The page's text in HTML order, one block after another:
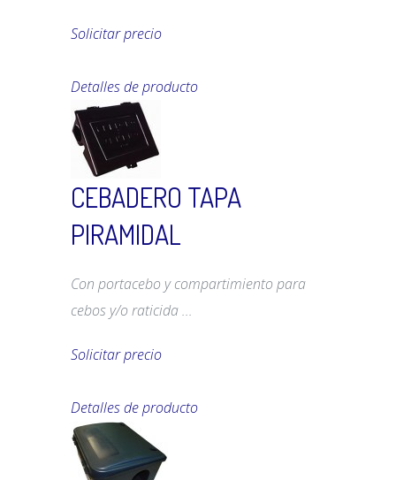
Solicitar precio
Detalles de producto
CEBADERO TAPA
PIRAMIDAL
Con portacebo y compartimiento para
cebos y/o raticida ...
Solicitar precio
Detalles de producto